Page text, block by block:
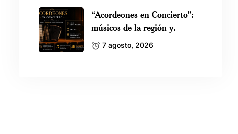
“Acordeones en Concierto”:
músicos de la región y.
7 agosto, 2026